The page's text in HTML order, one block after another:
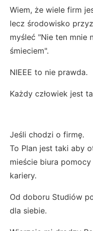
Wiem, że wiele firm
lecz środowisko
myśleć "Nie ten mnie
śmieciem".
NIEEE to nie prawda.
Każdy człowiek jest
Jeśli chodzi o firmę.
To Plan jest taki aby
mieście biura
kariery.
Od doboru Studiów
dla siebie.